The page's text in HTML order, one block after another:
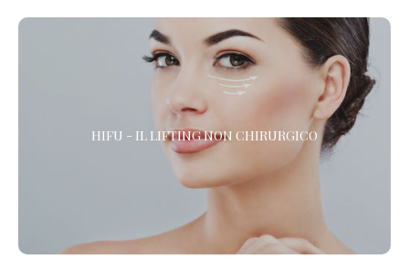
HIFU - IL LIFTING NON CHIRURGICO
HIFU - IL LIFTING NON CHIRURGICO
HIFU (High Intensity Focused Ultrasound) è l’alternativa alla
chirurgia estetica per gli interventi di lifting del viso, la riduzione
delle rughe e il rassodamento del corpo. *